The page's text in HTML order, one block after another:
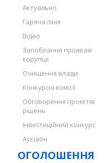
Актуально
Гаряча лінія
Відео
Запобігання проявам
корупції
Очищення влади
Конкурсні комісії
Обговорення проєктів
рішень
Інвестиційний конкурс
Аукціон
ОГОЛОШЕННЯ